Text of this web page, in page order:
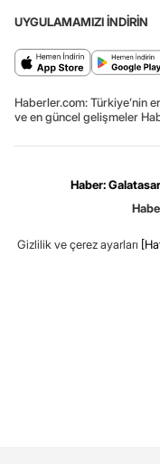
UYGULAMAMIZI İNDİRİN
Haberler.com: Türkiye’nin
ve en güncel gelişmeler
Haber:
Gizlilik ve çerez ayarları